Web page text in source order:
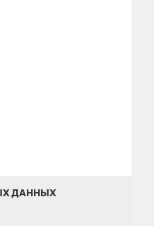
ДАННЫХ